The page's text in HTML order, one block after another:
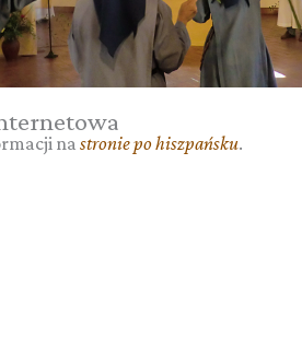
na stronie po hiszpańsku.